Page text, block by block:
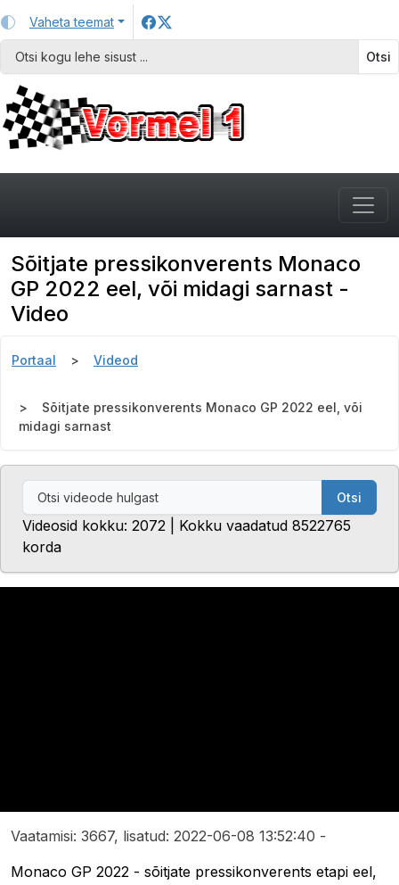
Vaheta teemat
Otsi
Sõitjate pressikonverents Monaco
GP 2022 eel, või midagi sarnast -
Video
Portaal Videod
Sõitjate pressikonverents Monaco GP 2022 eel, või
midagi sarnast
Otsi
Videosid kokku: 2072 | Kokku vaadatud 8522765
korda
Vaatamisi: 3667, lisatud: 2022-06-08 13:52:40 -
Monaco GP 2022 - sõitjate pressikonverents etapi eel,